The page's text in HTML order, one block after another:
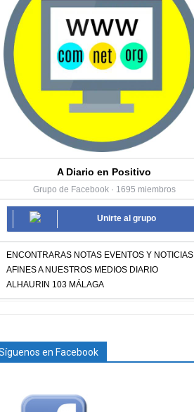
A Diario en Positivo
Grupo de Facebook · 1695 miembros
Unirte al grupo
ENCONTRARAS NOTAS EVENTOS Y NOTICIAS
AFINES A NUESTROS MEDIOS DIARIO
ALHAURIN 103 MÁLAGA
en Facebook